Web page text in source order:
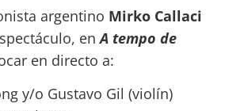
argentino Mirko Callaci
enA tempo de
en directo a:
y/o Gustavo Gil​ (violín)